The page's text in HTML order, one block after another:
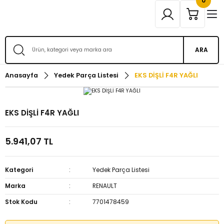
ARA
Anasayfa Yedek Parça Listesi EKS DİŞLİ F4R YAĞLI
EKS DİŞLİ F4R YAĞLI
5.941,07 TL
Kategori
Yedek Parça Listesi
Marka
RENAULT
Stok Kodu
7701478459